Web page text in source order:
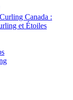
Canada :
et Étoiles